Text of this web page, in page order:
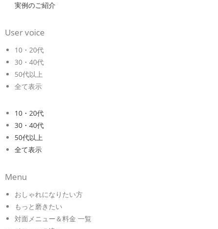
実例のご紹介
User voice
10・20代
30・40代
50代以上
全て表示
10・20代
30・40代
50代以上
全て表示
Menu
おしゃれになりたい方
もっと磨きたい
対面メニュー＆料金 一覧